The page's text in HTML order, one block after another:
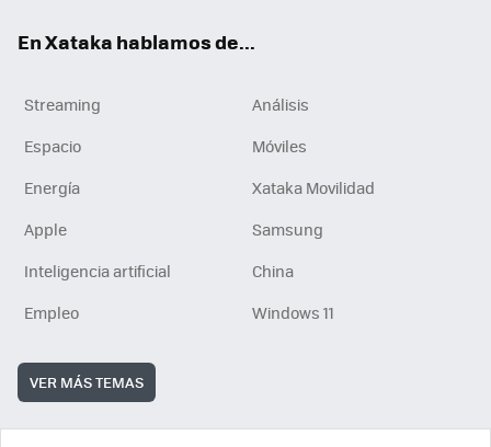
En Xataka hablamos de...
Streaming
Análisis
Espacio
Móviles
Energía
Xataka Movilidad
Apple
Samsung
Inteligencia artificial
China
Empleo
Windows 11
VER MÁS TEMAS